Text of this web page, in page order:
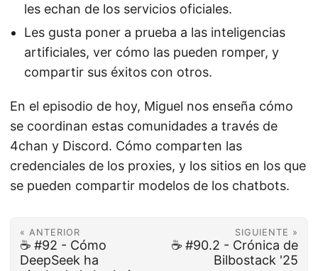
les echan de los servicios oficiales.
Les gusta poner a prueba a las inteligencias
artificiales, ver cómo las pueden romper, y
compartir sus éxitos con otros.
En el episodio de hoy, Miguel nos enseña cómo
se coordinan estas comunidades a través de
4chan y Discord. Cómo comparten las
credenciales de los proxies, y los sitios en los que
se pueden compartir modelos de los chatbots.
« ANTERIOR
☕️ #92 - Cómo
DeepSeek ha
SIGUIENTE »
☕️ #90.2 - Crónica de
Bilbostack '25